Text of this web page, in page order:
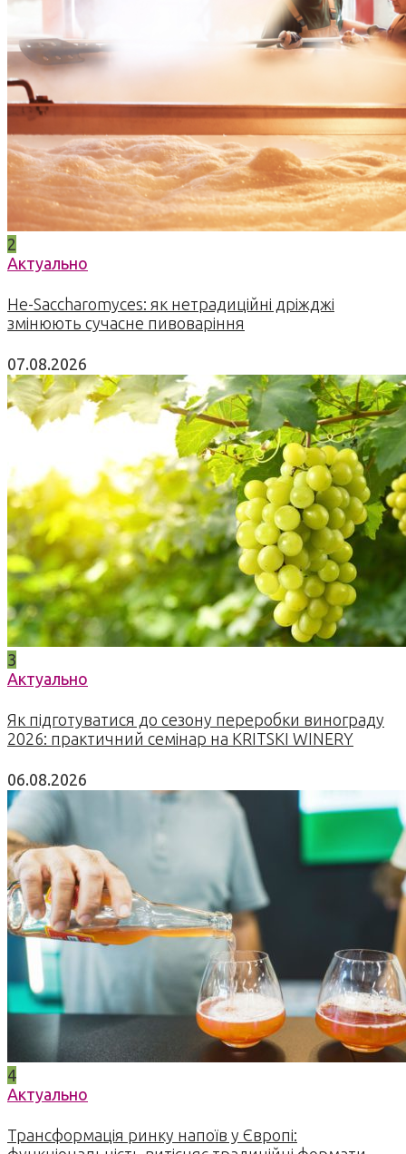
2
Актуально
Не-Saccharomyces: як нетрадиційні дріжджі
змінюють сучасне пивоваріння
07.08.2026
3
Актуально
Як підготуватися до сезону переробки винограду
2026: практичний семінар на KRITSKI WINERY
06.08.2026
4
Актуально
Трансформація ринку напоїв у Європі: